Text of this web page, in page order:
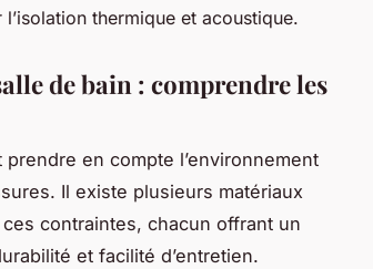
thermique et acoustique.
de bain : comprendre les
en compte l’environnement
Il existe plusieurs matériaux
contraintes, chacun offrant un
et facilité d’entretien.